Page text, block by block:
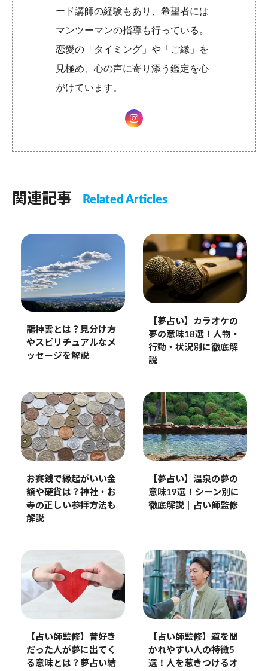
ード講師の経験もあり、希望者には
マンツーマンの指導も行っている。
恋愛の「タイミング」や「ご縁」を
見極め、心の声に寄り添う鑑定を心
がけています。
関連記事 Related Articles
龍神雲とは？見分け方
やスピリチュアルなメ
ッセージを解説
【夢占い】カラオケの
夢の意味18選！人物・
行動・状況別に徹底解
説
お賽銭で縁起がいい金
額や硬貨は？神社・お
寺の正しい参拝方法も
解説
【夢占い】温泉の夢の
意味19選！シーン別に
徹底解説｜占い師監修
【占い師監修】昔好き
だった人が夢に出てく
る意味とは？夢占い結
【占い師監修】道を聞
かれやすい人の特徴5
選！人を惹きつけるオ